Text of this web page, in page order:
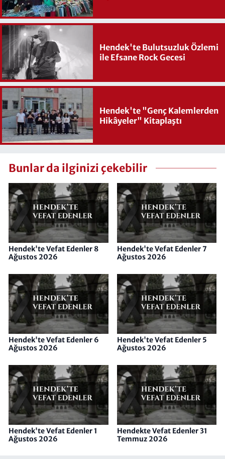
Hendek'te Bulutsuzluk Özlemi
ile Efsane Rock Gecesi
Hendek'te "Genç Kalemlerden
Hikâyeler" Kitaplaştı
Bunlar da ilginizi çekebilir
Hendek'te Vefat Edenler 8
Ağustos 2026
Hendek'te Vefat Edenler 7
Ağustos 2026
Hendek'te Vefat Edenler 6
Ağustos 2026
Hendek'te Vefat Edenler 5
Ağustos 2026
Hendek'te Vefat Edenler 1
Ağustos 2026
Hendekte Vefat Edenler 31
Temmuz 2026